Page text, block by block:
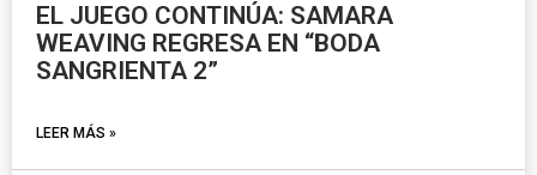
EL JUEGO CONTINÚA: SAMARA
WEAVING REGRESA EN “BODA
SANGRIENTA 2”
LEER MÁS »